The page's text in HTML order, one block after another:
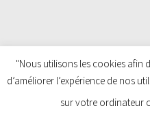
"Nous utilisons les cookies afin
d’améliorer l’expérience de nos
sur votre ordinateur